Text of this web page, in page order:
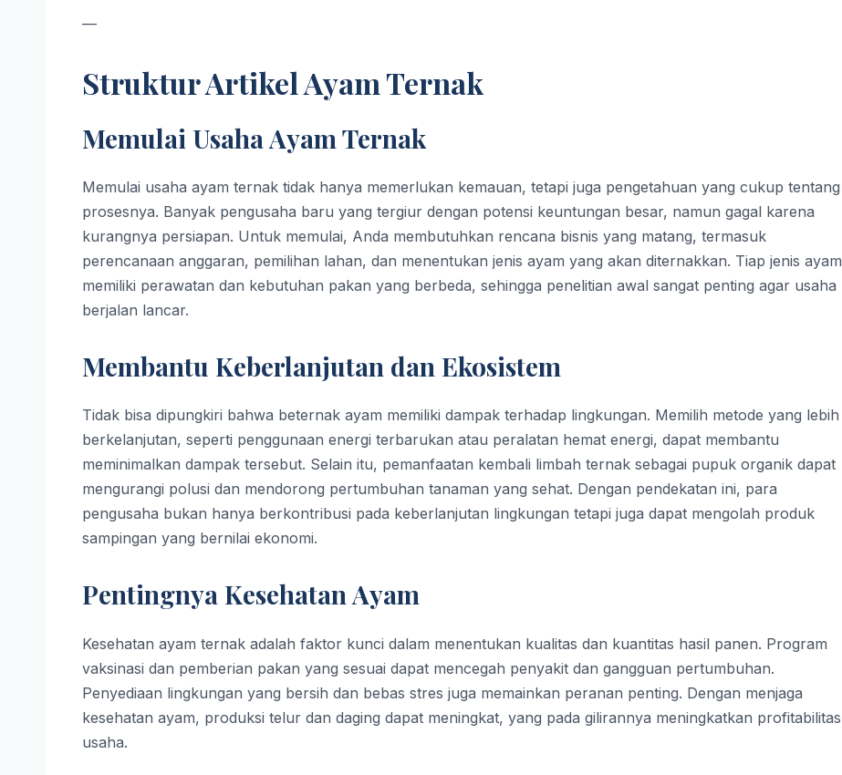
—
Struktur Artikel Ayam Ternak
Memulai Usaha Ayam Ternak
Memulai usaha ayam ternak tidak hanya memerlukan kemauan, tetapi juga pengetahuan yang cukup tentang
prosesnya. Banyak pengusaha baru yang tergiur dengan potensi keuntungan besar, namun gagal karena
kurangnya persiapan. Untuk memulai, Anda membutuhkan rencana bisnis yang matang, termasuk
perencanaan anggaran, pemilihan lahan, dan menentukan jenis ayam yang akan diternakkan. Tiap jenis ayam
memiliki perawatan dan kebutuhan pakan yang berbeda, sehingga penelitian awal sangat penting agar usaha
berjalan lancar.
Membantu Keberlanjutan dan Ekosistem
Tidak bisa dipungkiri bahwa beternak ayam memiliki dampak terhadap lingkungan. Memilih metode yang lebih
berkelanjutan, seperti penggunaan energi terbarukan atau peralatan hemat energi, dapat membantu
meminimalkan dampak tersebut. Selain itu, pemanfaatan kembali limbah ternak sebagai pupuk organik dapat
mengurangi polusi dan mendorong pertumbuhan tanaman yang sehat. Dengan pendekatan ini, para
pengusaha bukan hanya berkontribusi pada keberlanjutan lingkungan tetapi juga dapat mengolah produk
sampingan yang bernilai ekonomi.
Pentingnya Kesehatan Ayam
Kesehatan ayam ternak adalah faktor kunci dalam menentukan kualitas dan kuantitas hasil panen. Program
vaksinasi dan pemberian pakan yang sesuai dapat mencegah penyakit dan gangguan pertumbuhan.
Penyediaan lingkungan yang bersih dan bebas stres juga memainkan peranan penting. Dengan menjaga
kesehatan ayam, produksi telur dan daging dapat meningkat, yang pada gilirannya meningkatkan profitabilitas
usaha.